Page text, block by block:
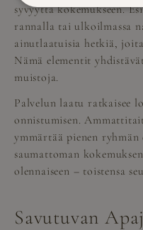
syvyyttä kokemukseen.
rannalla tai ulkoilmassa
ainutlaatuisia hetkiä,
Nämä elementit
muistoja.
Palvelun laatu ratkaisee
onnistumisen.
ymmärtää pienen
saumattoman
olennaiseen – toistensa
Savutuvan